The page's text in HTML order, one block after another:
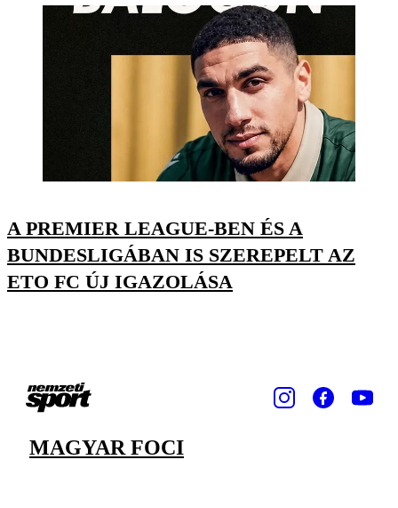
A PREMIER LEAGUE-BEN ÉS A
BUNDESLIGÁBAN IS SZEREPELT AZ
ETO FC ÚJ IGAZOLÁSA
MAGYAR FOCI